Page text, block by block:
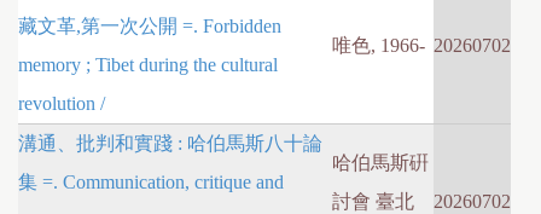
藏文革,第一次公開 =. Forbidden
memory ; Tibet during the cultural
revolution /
唯色, 1966- 20260702
溝通、批判和實踐 : 哈伯馬斯八十論
集 =. Communication, critique and
哈伯馬斯硏
討會 臺北
20260702